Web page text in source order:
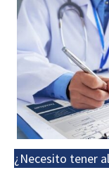
¿Necesito tener